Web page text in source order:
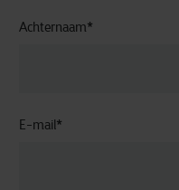
Achternaam*
E-mail*